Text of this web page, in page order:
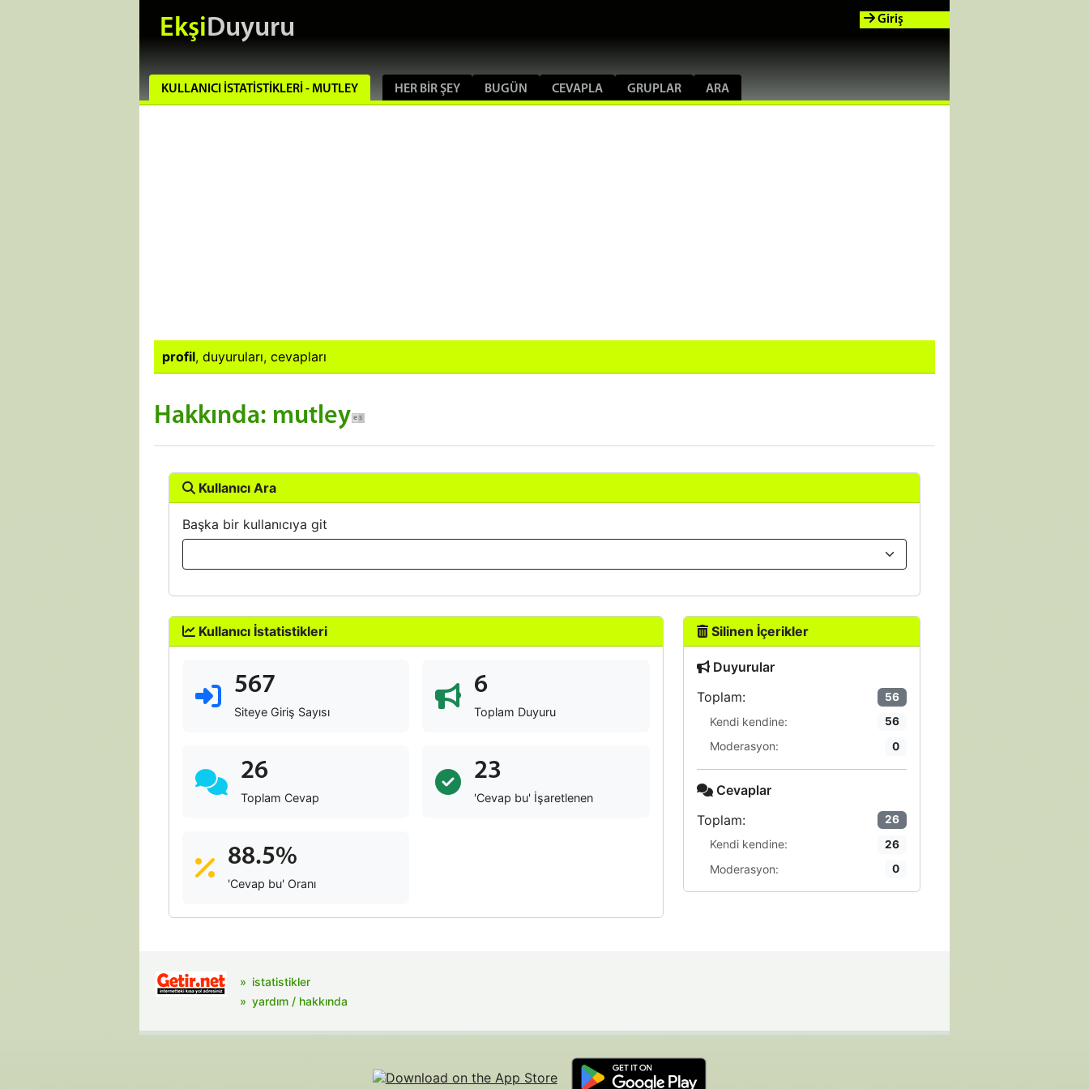
EkşiDuyuru
KULLANICI İSTATISTIKLERI - MUTLEY HER BIR ŞEY BUGÜN CEVAPLA GRUPLAR ARA
Giriş
profil, duyuruları, cevapları
Hakkında: mutley
Kullanıcı Ara
Başka bir kullanıcıya git
Kullanıcı İstatistikleri
567
Siteye Giriş Sayısı
6
Toplam Duyuru
26
Toplam Cevap
23
'Cevap bu' İşaretlenen
88.5%
'Cevap bu' Oranı
Silinen İçerikler
Duyurular
Toplam:
56
Kendi kendine: 56
Moderasyon: 0
Cevaplar
Toplam:
26
Kendi kendine: 26
Moderasyon: 0
istatistikler
yardım / hakkında